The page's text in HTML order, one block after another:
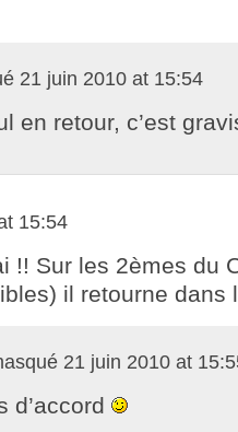
21 juin 2010 at 15:54
en retour, c’est
15:54
!! Sur les 2èmes du
il retourne dans
21 juin 2010 at
d’accord